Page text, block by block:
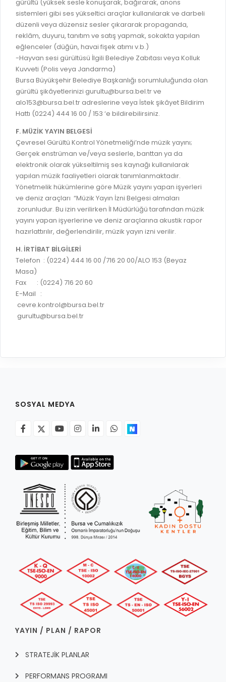
gürültü (yüksek sesle konuşarak, bağırarak, anons
sistemleri gibi ses yükseltici araçlar kullanılarak ve darbeli
düzenli veya düzensiz sesler çıkararak propaganda,
reklâm, duyuru, tanıtım ve satış yapmak, sokakta yapılan
eğlenceler (düğün, havai fişek atımı v.b.)
-Hayvan sesi gürültüsü İlgili Belediye Zabıtası veya Kolluk
Kuvveti (Polis veya Jandarma)
Bursa Büyükşehir Belediye Başkanlığı sorumluluğunda olan
gürültü şikâyetlerinizi gurultu@bursa.bel.tr ve
alo153@bursa.bel.tr adreslerine veya İstek şikâyet Bildirim
Hattı (0224) 444 16 00 / 153 ‘e bildirebilirsiniz.
F. MÜZİK YAYIN BELGESİ
Çevresel Gürültü Kontrol Yönetmeliği’nde müzik yayını;
Gerçek enstrüman ve/veya seslerle, banttan ya da
elektronik olarak yükseltilmiş ses kaynağı kullanılarak
yapılan müzik faaliyetleri olarak tanımlanmaktadır.
Yönetmelik hükümlerine göre Müzik yayını yapan işyerleri
ve deniz araçları “Müzik Yayın İzni Belgesi almaları
zorunludur. Bu izin verilirken İl Müdürlüğü tarafından müzik
yayını yapan işyerlerine ve deniz araçlarına akustik rapor
hazırlattırılır, değerlendirilir, müzik yayın izni verilir.
H. İRTİBAT BİLGİLERİ
Telefon : (0224) 444 16 00 /716 20 00/ALO 153 (Beyaz
Masa)
Fax : (0224) 716 20 60
E-Mail :
cevre.kontrol@bursa.bel.tr
gurultu@bursa.bel.tr
SOSYAL MEDYA
YAYIN / PLAN / RAPOR
STRATEJİK PLANLAR
PERFORMANS PROGRAMI